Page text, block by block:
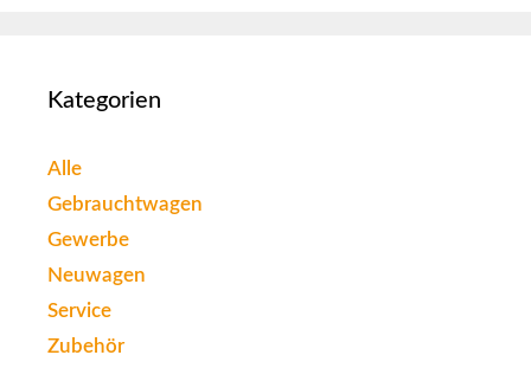
Kategorien
Alle
Gebrauchtwagen
Gewerbe
Neuwagen
Service
Zubehör